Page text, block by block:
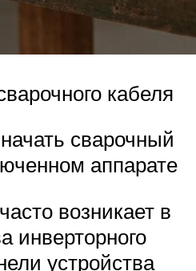
кабеля
сварочный
аппарате
возникает в
инверторного
устройства